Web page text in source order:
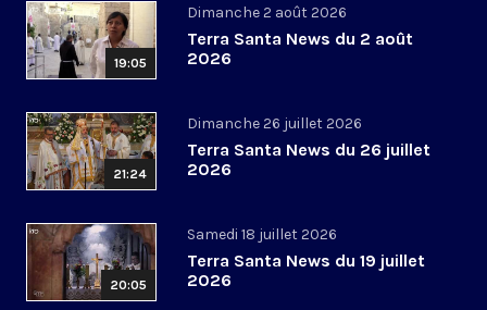
19:05
Dimanche 2 août 2026
Terra Santa News du 2 août
2026
21:24
Dimanche 26 juillet 2026
Terra Santa News du 26 juillet
2026
20:05
Samedi 18 juillet 2026
Terra Santa News du 19 juillet
2026